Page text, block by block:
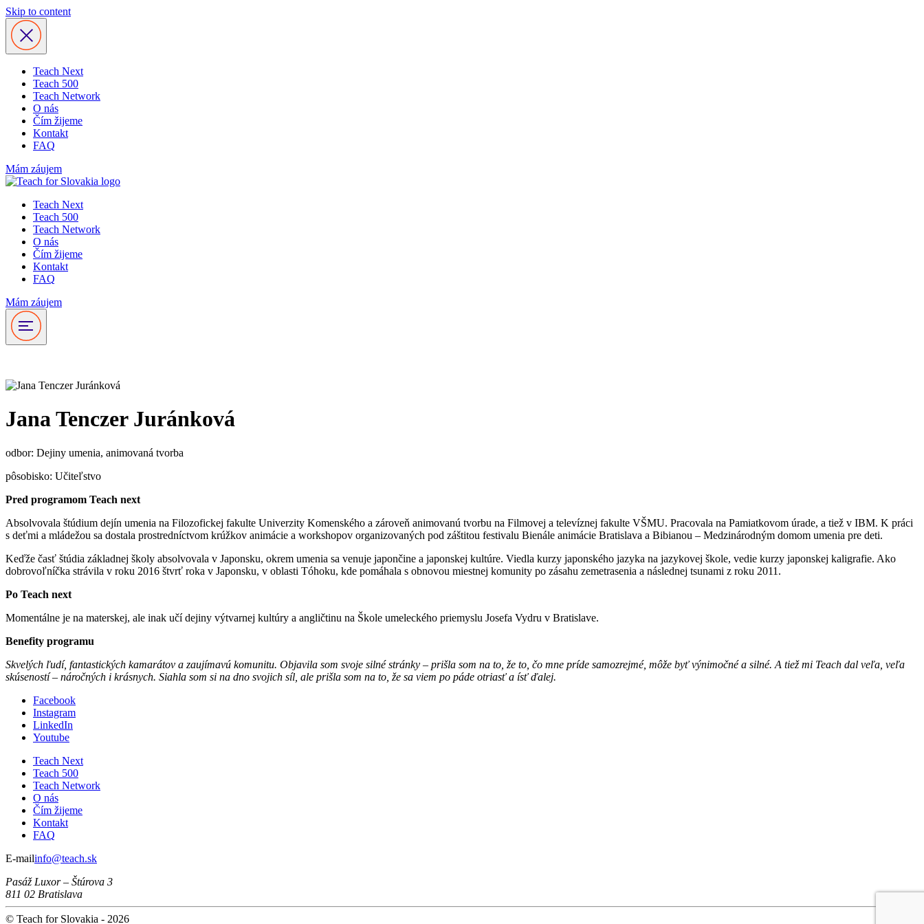
Skip to content
Teach Next
Teach 500
Teach Network
O nás
Čím žijeme
Kontakt
FAQ
Mám záujem
Teach Next
Teach 500
Teach Network
O nás
Čím žijeme
Kontakt
FAQ
Mám záujem
Jana Tenczer Juránková
odbor: Dejiny umenia, animovaná tvorba
pôsobisko: Učiteľstvo
Pred programom Teach next
Absolvovala štúdium dejín umenia na Filozofickej fakulte Univerzity Komenského a zároveň animovanú tvorbu na Filmovej a televíznej fakulte VŠMU. Pracovala na Pamiatkovom úrade, a tiež v IBM. K práci
s deťmi a mládežou sa dostala prostredníctvom krúžkov animácie a workshopov organizovaných pod záštitou festivalu Bienále animácie Bratislava a Bibianou – Medzinárodným domom umenia pre deti.
Keďže časť štúdia základnej školy absolvovala v Japonsku, okrem umenia sa venuje japončine a japonskej kultúre. Viedla kurzy japonského jazyka na jazykovej škole, vedie kurzy japonskej kaligrafie. Ako
dobrovoľníčka strávila v roku 2016 štvrť roka v Japonsku, v oblasti Tóhoku, kde pomáhala s obnovou miestnej komunity po zásahu zemetrasenia a následnej tsunami z roku 2011.
Po Teach next
Momentálne je na materskej, ale inak učí dejiny výtvarnej kultúry a angličtinu na Škole umeleckého priemyslu Josefa Vydru v Bratislave.
Benefity programu
Skvelých ľudí, fantastických kamarátov a zaujímavú komunitu. Objavila som svoje silné stránky – prišla som na to, že to, čo mne príde samozrejmé, môže byť výnimočné a silné. A tiež mi Teach dal veľa, veľa
skúseností– náročných i krásnych. Siahla som si na dno svojich síl, ale prišla som na to, že sa viem po páde otriasť a ísť ďalej.
Facebook
Instagram
LinkedIn
Youtube
Teach Next
Teach 500
Teach Network
O nás
Čím žijeme
Kontakt
FAQ
E-mailinfo@teach.sk
Pasáž Luxor – Štúrova 3
811 02 Bratislava
© Teach for Slovakia - 2026